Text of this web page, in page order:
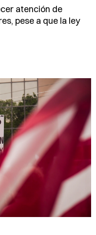
atención de
pese a que la ley